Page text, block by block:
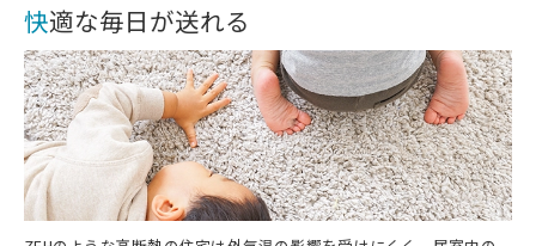
快適な毎日が送れる